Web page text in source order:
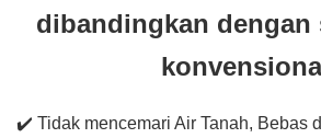
dibandingkan dengan
✔️ Tidak mencemari Air Tanah, Bebas